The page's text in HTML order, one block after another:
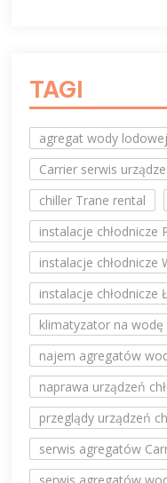
TAGI
agregat wody lodowej
Carrier serwis
chiller Trane rental
instalacje chłodnicze
instalacje chłodnicze
instalacje chłodnicze
klimatyzator na
najem agregatów
naprawa urządzeń
przeglądy urządzeń
serwis agregatów